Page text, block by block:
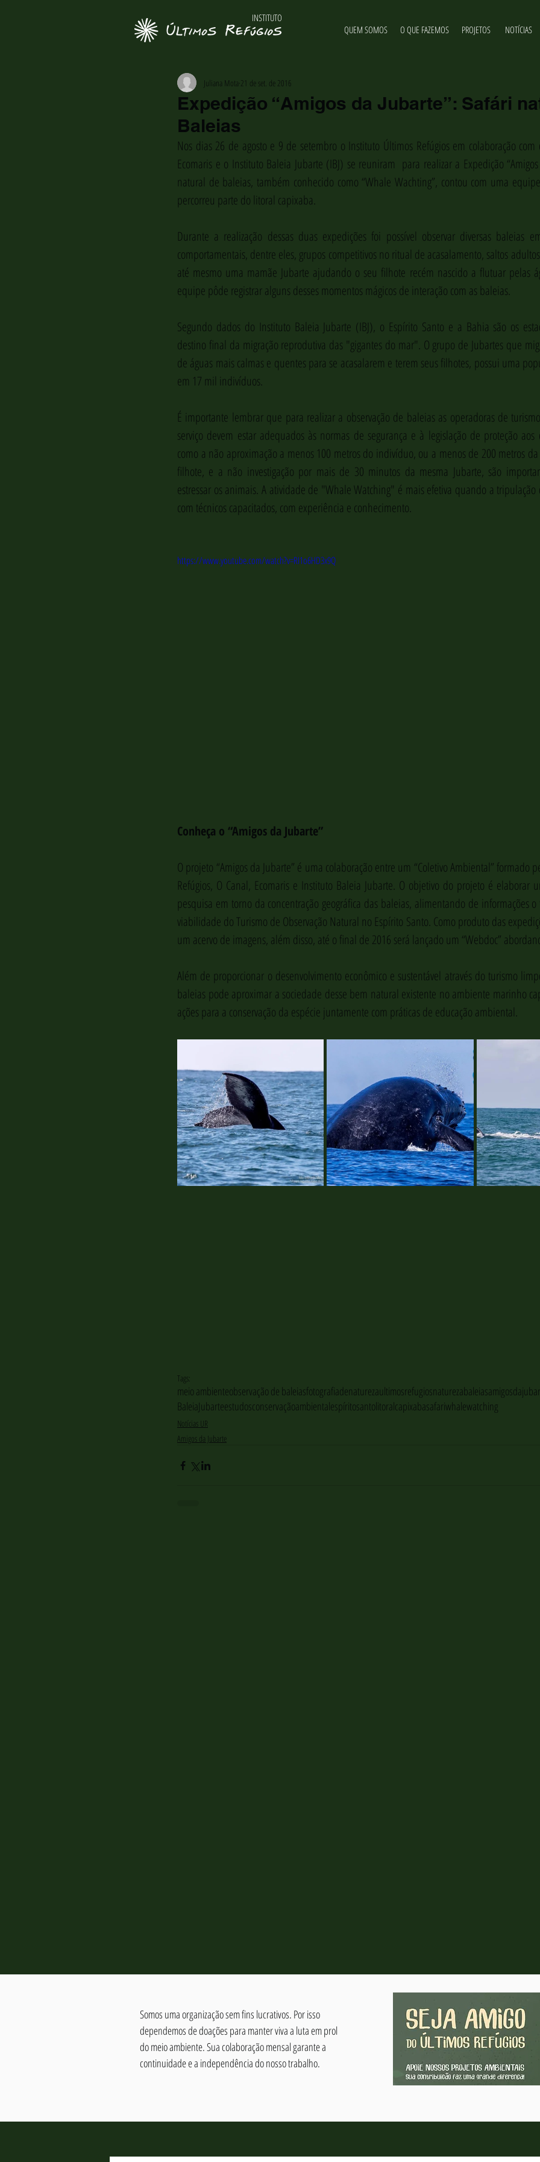
Expedição “Amigos da Jubarte”: Safári
Baleias
Juliana Mota 21 de set. de 2016
Nos dias 26 de agosto e 9 de setembro o Instituto Últimos Refúgios em colaboração com
Ecomaris e o Instituto Baleia Jubarte (IBJ) se reuniram  para realizar a Expedição
natural de baleias, também conhecido como “Whale Wachting”, contou com uma
percorreu parte do litoral capixaba.
Durante a realização dessas duas expedições foi possível observar diversas baleias
comportamentais, dentre eles, grupos competitivos no ritual de acasalamento, saltos
até mesmo uma mamãe Jubarte ajudando o seu filhote recém nascido a flutuar pelas
equipe pôde registrar alguns desses momentos mágicos de interação com as baleias.
Segundo dados do Instituto Baleia Jubarte (IBJ), o Espírito Santo e a Bahia são os
destino final da migração reprodutiva das "gigantes do mar". O grupo de Jubartes que
de águas mais calmas e quentes para se acasalarem e terem seus filhotes, possui uma
em 17 mil indivíduos.
É importante lembrar que para realizar a observação de baleias as operadoras de
serviço devem estar adequados às normas de segurança e à legislação de proteção aos
como a não aproximação a menos 100 metros do indivíduo, ou a menos de 200 metros
filhote, e a não investigação por mais de 30 minutos da mesma Jubarte, são
estressar os animais. A atividade de "Whale Watching" é mais efetiva quando a tripulação
com técnicos capacitados, com experiência e conhecimento.
https://www.youtube.com/watch?v=RI1o6HD3x9Q
Conheça o “Amigos da Jubarte”
O projeto “Amigos da Jubarte” é uma colaboração entre um “Coletivo Ambiental” formado
Refúgios, O Canal, Ecomaris e Instituto Baleia Jubarte. O objetivo do projeto é elaborar
pesquisa em torno da concentração geográfica das baleias, alimentando de informações
viabilidade do Turismo de Observação Natural no Espírito Santo. Como produto das
um acervo de imagens, além disso, até o final de 2016 será lançado um “Webdoc”
Além de proporcionar o desenvolvimento econômico e sustentável através do turismo
baleias pode aproximar a sociedade desse bem natural existente no ambiente marinho
ações para a conservação da espécie juntamente com práticas de educação ambiental.
Tags:
meio ambienteobservação de baleiasfotografiadenaturezaultimosrefugios‬natureza‬baleias
BaleiaJubarteestudosconservaçãoambiental‬espíritosantolitoralcapixabasafariwhalewatching
Notícias UR
Amigos da Jubarte
INSTITUTO
QUEM SOMOS
O QUE FAZEMOS PROJETOS NOTÍCIAS
Somos uma organização sem fins lucrativos. Por isso
dependemos de doações para manter viva a luta em prol
do meio ambiente. Sua colaboração mensal garante a
continuidade e a independência do nosso trabalho.